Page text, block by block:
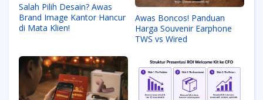
Salah Pilih Desain? Awas
Brand Image Kantor Hancur
di Mata Klien!
Awas Boncos! Panduan
Harga Souvenir Earphone
TWS vs Wired